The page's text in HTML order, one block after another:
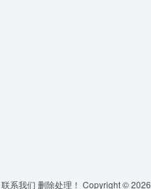
联系我们 删除处理！ Copyright © 2026